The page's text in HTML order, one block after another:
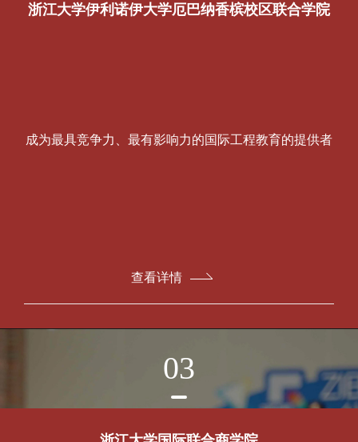
浙江大学伊利诺伊大学厄巴纳香槟校区联合学院
成为最具竞争力、最有影响力的国际工程教育的提供者
查看详情
03